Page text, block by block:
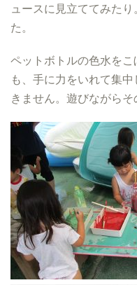
ュースに見立ててみた
た。
ペットボトルの色水を
も、手に力をいれて集
きません。遊びながら